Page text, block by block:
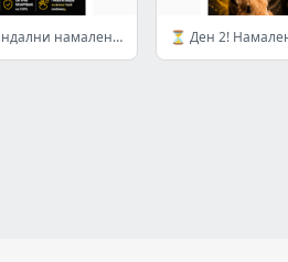
🖤 Summer Black Friday: Скандални намаления до -70%!